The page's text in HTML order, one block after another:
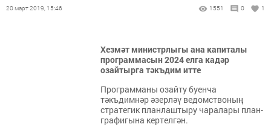
20 март 2019, 15:46 1551 0 1
Хезмәт министрлыгы ана капиталы
программасын 2024 елга кадәр
озайтырга тәкъдим итте
Программаны озайту буенча
тәкъдимнәр әзерләү ведомствоның
стратегик планлаштыру чаралары план-
графигына кертелгән.